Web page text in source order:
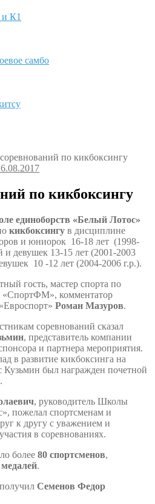
и К1
самбо
по кикбоксингу
по кикбоксингу
единоборств «Белый Лотос»
кикбоксингу в дисциплине
и юниорок 16-18 лет (1998-
девушек 13-15 лет (2001-2003
10 -12 лет (2004-2006 г.р.).
гость, мастер спорта по
«СпортФМ», комментатор
Роман Мазуров.
соревнований сказал
, представитель компании
и партнера мероприятия.
в развитие кикбоксинга на
был награжден почетной
, руководитель Школы
пожелал спортсменам и
к другу с уважением и
в соревнованиях.
более 80 спортсменов,
.
Семенов Федор